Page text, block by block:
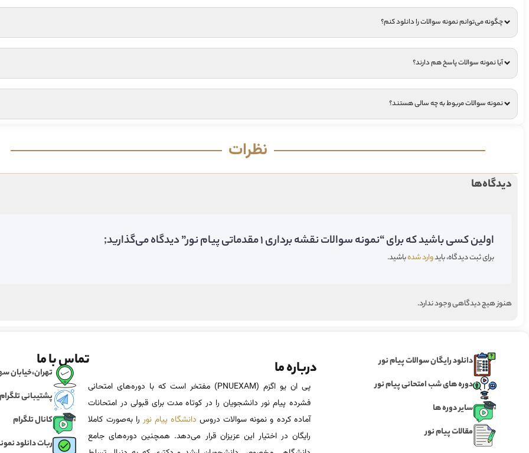
چگونه می‌توانم نمونه سوالات را دانلود کنم؟
آیا نمونه سوالات پاسخ هم دارند؟
نمونه سوالات مربوط به چه سالی هستند؟
نظرات
دیدگاه‌ها
اولین کسی باشید که برای “نمونه سوالات نقشه برداری 1 مقدماتی پیام نور” دیدگاه می‌گذارید;
برای ثبت دیدگاه، بایدوارد شدهباشید.
هنوز هیچ دیدگاهی وجود ندارد.
دانلود رایگان سوالات پیام نور
دوره های شب امتحانی پیام نور
سایر دوره ها
مقالات پیام نور
درباره ما
پی ان یو اگزم (PNUEXAM) مفتخر است که با دوره‌های امتحانی
فشرده پیام نور دانشجویان را در کوتاه مدت برای قبولی در امتحانات
آماده‌ کرده و نمونه سوالات دروس دانشگاه پیام نور را به‌صورت کاملا
رایگان در اختیار این عزیزان قرار می‌دهد. همچنین دوره‌های جامع
تماس با ما
تهران،خیابان
پشتیبانی تلگرام
کانال تلگرام
ربات دانلود